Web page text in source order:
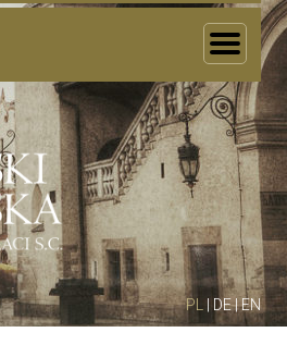
Home
Zespół
nam
Kariera
Kontakt
PL DE|EN